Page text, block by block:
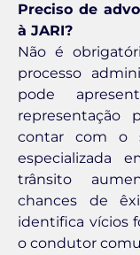
Preciso de
à JARI?
Não é
processo
pode
representação
contar com o
especializada
trânsito
chances de
identifica vícios
o condutor